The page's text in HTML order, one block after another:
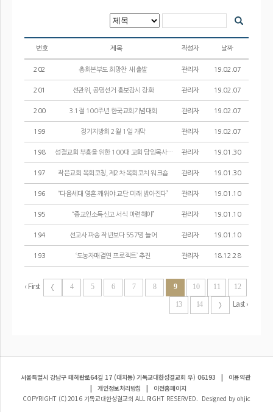
번호 제목 작성자 날짜
202 총회본부도 희망찬 새 출발 관리자 19.02.07
201 선관위, 공명선거 홍보감시 강화 관리자 19.02.07
200 3.1절 100주년 한국교회기념대회 관리자 19.02.07
199 정기지방회 2월 1일 개막 관리자 19.02.07
198 성결교회 부흥을 위한 100대 교회 담임목사 세미나 관리자 19.01.30
197 작은교회 목회코칭, 제2차 목회코치 워크숍 관리자 19.01.30
196 “다음세대 영혼 깨워야 교단 미래 밝아진다” 관리자 19.01.10
195 “종교인소득신고 서식 마련해야” 관리자 19.01.10
194 선교사 파송 작년보다 557명 늘어 관리자 19.01.10
193 ‘도농자매결연 프로젝트’ 추진 관리자 18.12.28
‹ First 4 5 6 7 8 9 10 11 12
13 14 Last ›
서울특별시 강남구 테헤란로64길 17 (대치동) 기독교대한성결교회 우) 06193 |
이용약관
|
개인정보처리방침 |
이전홈페이지
COPYRIGHT (C) 2016 기독교대한성결교회 ALL RIGHT RESERVED. Designed by ohjic